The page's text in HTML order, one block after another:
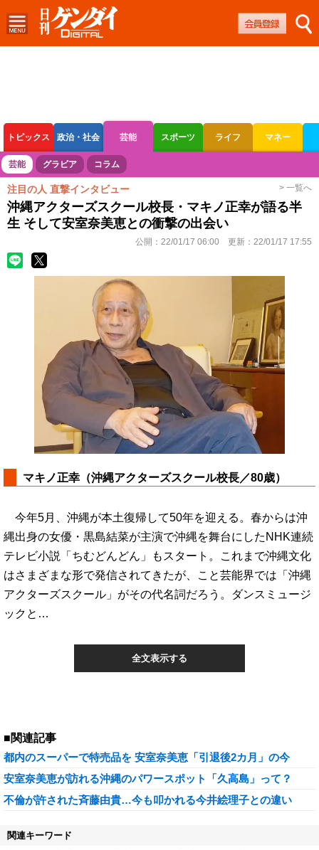
トピックス 政治・社会 芸能 スポーツ ライフ マネー
ボートレース 競輪 オートレース
芸能 グラビア コラム
注目の人 直撃インタビュー > 一覧へ
沖縄アクターズスクール校長・マキノ正幸が語る半
生 そして安室奈美恵との衝撃の出会い
公開： 22/01/17 06:00 更新： 22/01/17 17:55
マキノ正幸（沖縄アクターズスクール校長／80歳）
今年5月、沖縄が本土復帰して50年を迎える。春からは沖
縄出身の女優・黒島結菜が主演で沖縄を舞台にしたNHK連続
テレビ小説「ちむどんどん」もスタート。これまで沖縄文化
はさまざまな形で発信されてきたが、こと芸能界では「沖縄
アクターズスクール」がその代名詞だろう。ダンスミュージ
ックと…
全文表示する
■関連記事
都内のスーパーで特売品を 安室奈美恵「引退後2カ月」の今
安室奈美恵が訪れる沖縄のパワースポット「久高島」って？
不倫が許された斉藤由貴…今も叩かれる今井絵理子との違い
関連キーワード